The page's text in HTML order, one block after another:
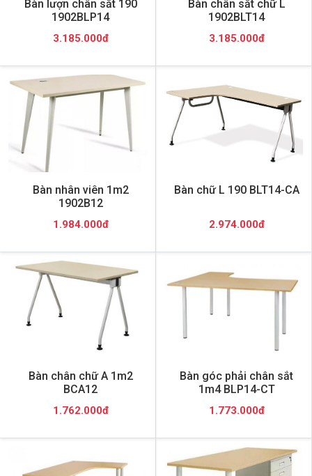
Bàn lượn chân sắt 190
1902BLP14
3.185.000đ
Bàn chân sắt chữ L
1902BLT14
3.185.000đ
Bàn nhân viên 1m2
1902B12
1.984.000đ
Bàn chữ L 190 BLT14-CA
2.974.000đ
Bàn chân chữ A 1m2
BCA12
1.762.000đ
Bàn góc phải chân sắt
1m4 BLP14-CT
1.773.000đ